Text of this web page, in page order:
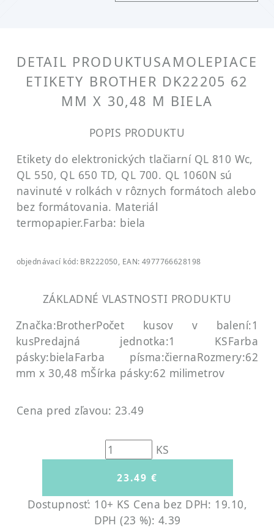
DETAIL PRODUKTUSAMOLEPIACE
ETIKETY BROTHER DK22205 62
MM X 30,48 M BIELA
POPIS PRODUKTU
Etikety do elektronických tlačiarní QL 810 Wc,
QL 550, QL 650 TD, QL 700. QL 1060N sú
navinuté v rolkách v rôznych formátoch alebo
bez formátovania. Materiál
termopapier.Farba: biela
objednávací kód: BR222050, EAN: 4977766628198
ZÁKLADNÉ VLASTNOSTI PRODUKTU
Značka:BrotherPočet kusov v balení:1
kusPredajná jednotka:1 KSFarba
pásky:bielaFarba písma:čiernaRozmery:62
mm x 30,48 mŠírka pásky:62 milimetrov
Cena pred zľavou: 23.49
KS
Dostupnosť: 10+ KS Cena bez DPH: 19.10,
DPH (23 %): 4.39